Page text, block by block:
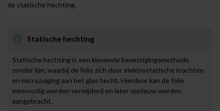
de statische hechting.
Statische hechting
Statische hechting is een klevende bevestigingsmethode
zonder lijm, waarbij de folie zich door elektrostatische krachten
en microzuiging aan het glas hecht. Hierdoor kan de folie
eenvoudig worden verwijderd en later opnieuw worden
aangebracht.